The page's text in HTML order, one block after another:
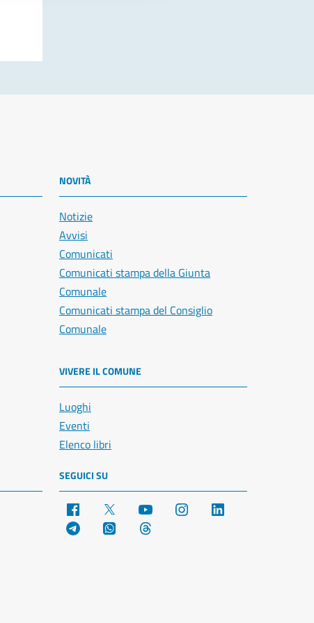
NOVITÀ
Notizie
Avvisi
Comunicati
Comunicati stampa della Giunta
Comunale
Comunicati stampa del Consiglio
Comunale
VIVERE IL COMUNE
Luoghi
Eventi
Elenco libri
SEGUICI SU
Facebook YouTube Instagram
Telegram WhatsApp